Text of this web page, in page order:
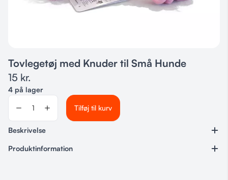
Tovlegetøj med Knuder til Små Hunde
15 kr.
4 på lager
Tilføj til kurv
Beskrivelse
Produktinformation